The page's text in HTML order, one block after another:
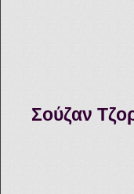
Σούζαν